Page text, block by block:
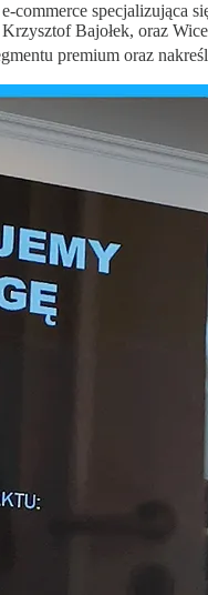
specjalizująca
Bajołek, oraz
premium oraz